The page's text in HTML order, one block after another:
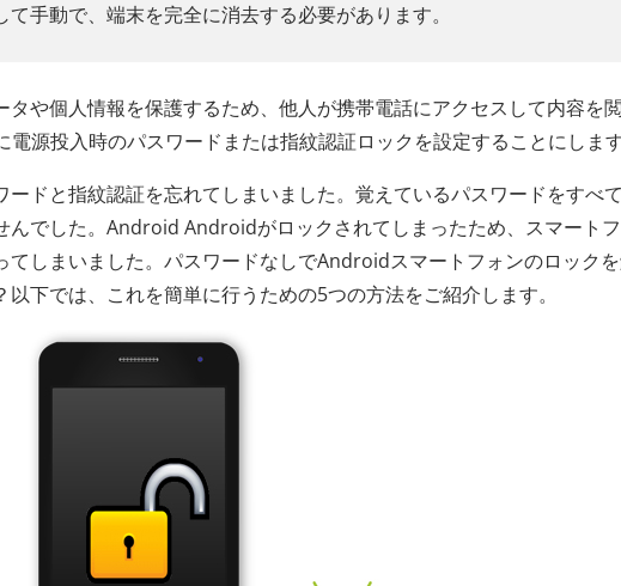
手動で、端末を完全に消去する必要があります。
や個人情報を保護するため、他人が携帯電話にアクセスして内容を
源投入時のパスワードまたは指紋認証ロックを設定することにします
ードと指紋認証を忘れてしまいました。覚えているパスワードをすべ
んでした。Android Androidがロックされてしまったため、スマート
てしまいました。パスワードなしでAndroidスマートフォンのロック
下では、これを簡単に行うための5つの方法をご紹介します。